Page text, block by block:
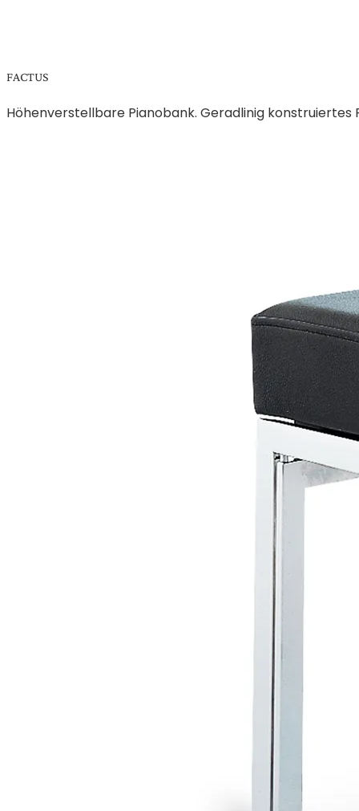
FACTUS
Höhenverstellbare Pianobank. Geradlinig